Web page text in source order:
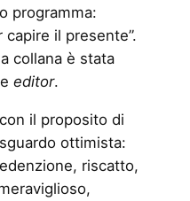
programma:
capire il presente”.
collana è stata
editor.
il proposito di
ottimista:
riscatto,